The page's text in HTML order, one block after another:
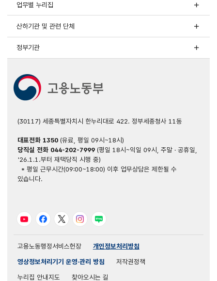
업무별 누리집
산하기관 및 관련 단체
정부기관
(30117) 세종특별자치시 한누리대로 422. 정부세종청사 11동
대표전화 1350(유료, 평일 09시~18시)
당직실 전화 044-202-7999(평일 18시~익일 09시, 주말 · 공휴일,
'26.1.1.부터 재택당직 시행 중)
* 평일 근무시간(09:00~18:00) 이후 업무상담은 제한될 수
있습니다.
유튜브 페이스북트위터 인스타그램
블로그
고용노동행정서비스헌장
개인정보처리방침
영상정보처리기기 운영·관리 방침
저작권정책
누리집 안내지도
찾아오시는 길